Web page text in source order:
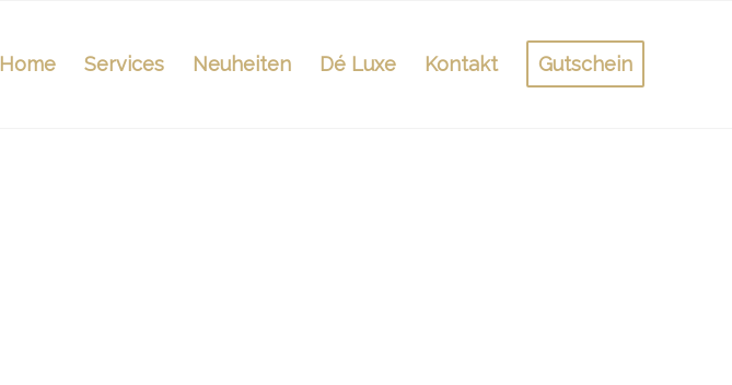
Home Services Neuheiten Dé Luxe Kontakt Gutschein